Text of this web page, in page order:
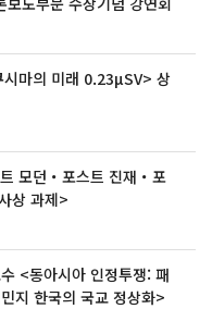
마의 미래 0.23μSV> 상
모던・포스트 진재・포
상 과제>
<동아시아 인정투쟁: 패
지 한국의 국교 정상화>